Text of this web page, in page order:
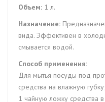
Объем: 1 л.
Назначение:
вида. Эффективен в
смывается водой.
Способ применения:
Для мытья посуды под
средства на влажную
1 чайную ложку средства